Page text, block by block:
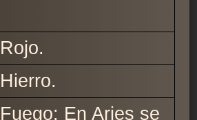
Rojo.
Hierro.
Fuego: En Aries se